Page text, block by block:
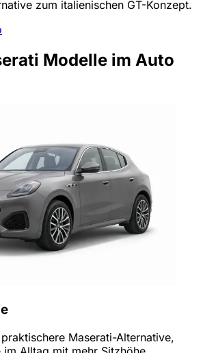
zum italienischen GT-Konzept.
Modelle im Auto
Maserati-Alternative,